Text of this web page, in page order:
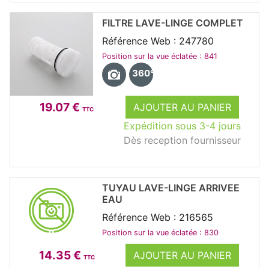
19.07 € TTC
AJOUTER AU PANIER
Expédition sous 3-4 jours
Dès reception fournisseur
FILTRE LAVE-LINGE COMPLET
Référence Web : 247780
Position sur la vue éclatée : 841
360°
14.35 € TTC
AJOUTER AU PANIER
TUYAU LAVE-LINGE ARRIVEE
EAU
Référence Web : 216565
Position sur la vue éclatée : 830